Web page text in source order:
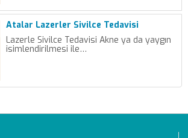
Atalar Lazerler Sivilce Tedavisi
Lazerle Sivilce Tedavisi Akne ya da yaygın
isimlendirilmesi ile…